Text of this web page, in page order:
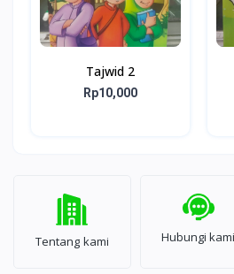
Tajwid 2
Rp10,000
Tentang kami Hubungi kami